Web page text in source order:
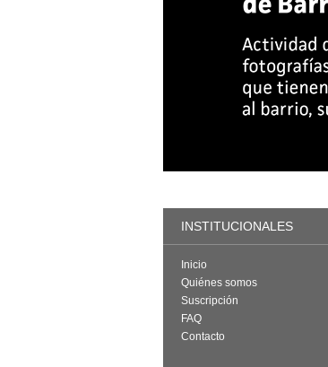
INSTITUCIONALES
Inicio
Quiénes somos
Suscripción
FAQ
Contacto